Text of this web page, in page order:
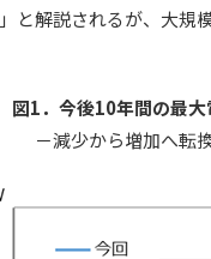
と解説されるが、大
図1．今後10年間の最大
－減少から増加へ転